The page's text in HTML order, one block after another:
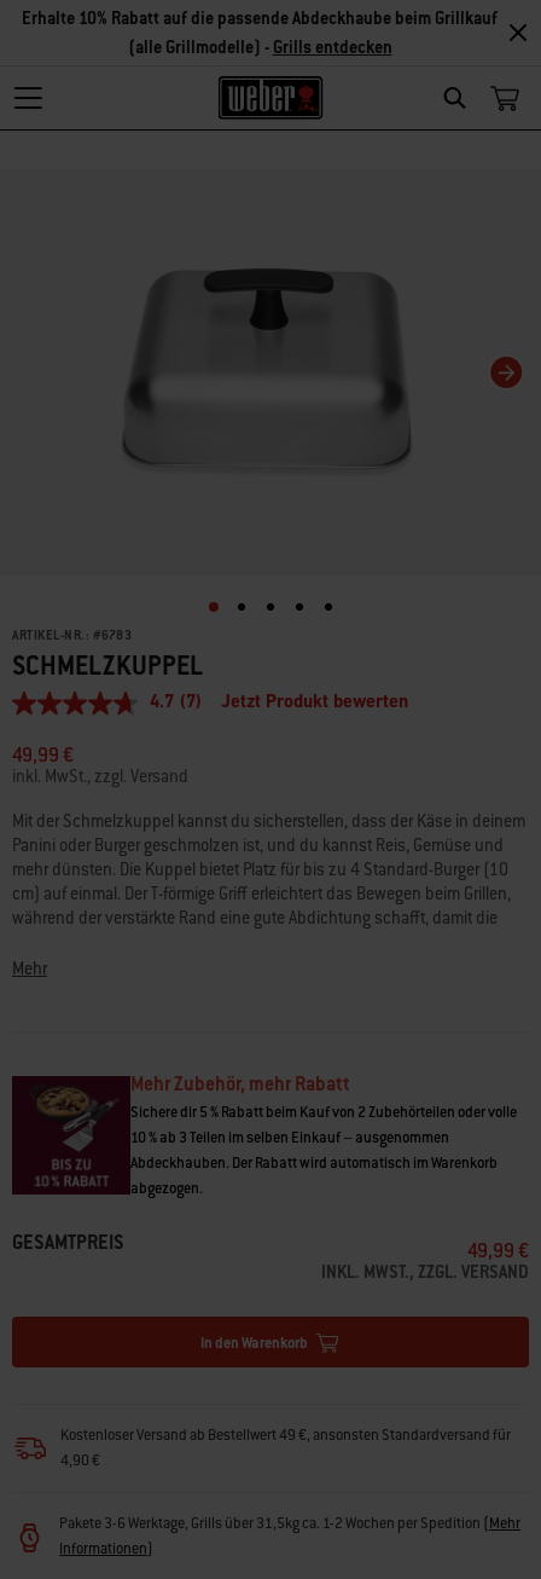
Search
Erhalte 10% Rabatt auf die passende Abdeckhaube beim Grillkauf
(alle Grillmodelle) - Grills entdecken
ARTIKEL-NR.: #6783
SCHMELZKUPPEL
4.7
5
Sternen,
Durchschnittswert
der
Bewertung.
Read
7
Reviews.
Link
auf
Seite.
4.7 (7) Jetzt Produkt bewerten
49,99 €
inkl. MwSt., zzgl. Versand
Mit der Schmelzkuppel kannst du sicherstellen, dass der Käse in deinem
Panini oder Burger geschmolzen ist, und du kannst Reis, Gemüse und
mehr dünsten. Die Kuppel bietet Platz für bis zu 4 Standard-Burger (10
cm) auf einmal. Der T-förmige Griff erleichtert das Bewegen beim Grillen,
während der verstärkte Rand eine gute Abdichtung schafft, damit die
• Verstärkter Rand speichert die Hitze für effizientes Garen und
Schmelzen
• Spülmaschinenfest
Mehr
Mehr Zubehör, mehr Rabatt
Sichere dir 5 % Rabatt beim Kauf von 2 Zubehörteilen oder volle
10 % ab 3 Teilen im selben Einkauf – ausgenommen
Abdeckhauben. Der Rabatt wird automatisch im Warenkorb
abgezogen.
GESAMTPREIS 49,99 €
INKL. MWST., ZZGL. VERSAND
In den Warenkorb
Kostenloser Versand ab Bestellwert 49 €, ansonsten Standardversand für
4,90 €
Pakete 3-6 Werktage, Grills über 31,5kg ca. 1-2 Wochen per Spedition (Mehr
Informationen)